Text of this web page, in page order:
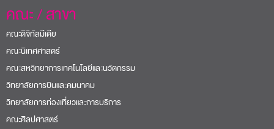
คณะ / สาขา
คณะดิจิทัลมีเดีย
คณะนิเทศศาสตร์
คณะสหวิทยาการเทคโนโลยีและนวัตกรรม
วิทยาลัยการบินและคมนาคม
วิทยาลัยการท่องเที่ยวและการบริการ
คณะศิลปศาสตร์